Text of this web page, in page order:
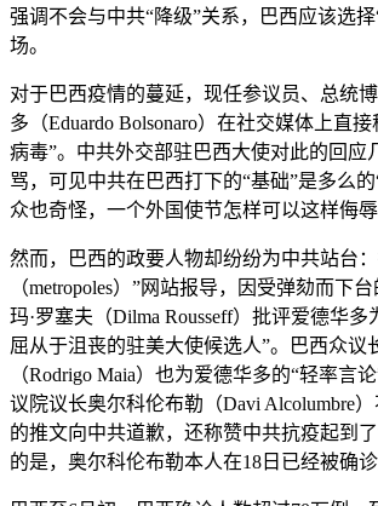
强调不会与中共“降级”关系，巴西应该选
场。
对于巴西疫情的蔓延，现任参议员、总统
多（Eduardo Bolsonaro）在社交媒体上直接
病毒”。中共外交部驻巴西大使对此的回应
骂，可见中共在巴西打下的“基础”是多么
众也奇怪，一个外国使节怎样可以这样侮辱
然而，巴西的政要人物却纷纷为中共站台
（metropoles）”网站报导，因受弹劾而下
玛·罗塞夫（Dilma Rousseff）批评爱德华多
屈从于沮丧的驻美大使候选人”。巴西众议
（Rodrigo Maia）也为爱德华多的“轻率言
议院议长奥尔科伦布勒（Davi Alcolumbre
的推文向中共道歉，还称赞中共抗疫起到
的是，奥尔科伦布勒本人在18日已经被确